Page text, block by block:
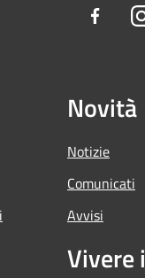
Novità
Notizie
Comunicati
Avvisi
Vivere